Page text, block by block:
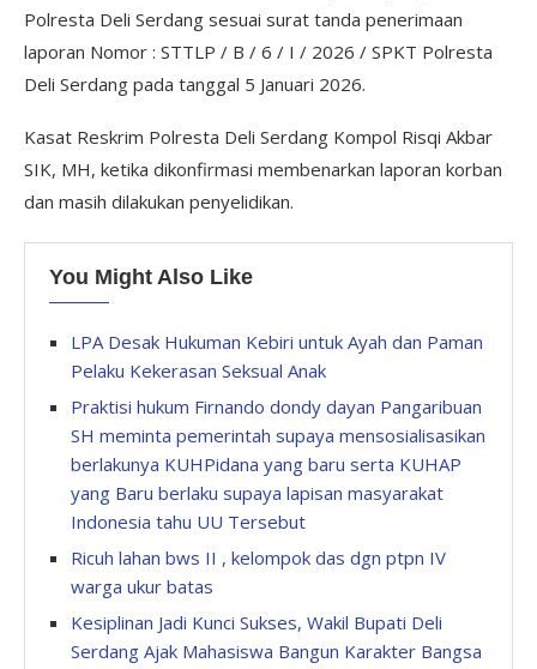
Polresta Deli Serdang sesuai surat tanda penerimaan
laporan Nomor : STTLP / B / 6 / I / 2026 / SPKT Polresta
Deli Serdang pada tanggal 5 Januari 2026.
Kasat Reskrim Polresta Deli Serdang Kompol Risqi Akbar
SIK, MH, ketika dikonfirmasi membenarkan laporan korban
dan masih dilakukan penyelidikan.
You Might Also Like
LPA Desak Hukuman Kebiri untuk Ayah dan Paman
Pelaku Kekerasan Seksual Anak
Praktisi hukum Firnando dondy dayan Pangaribuan
SH meminta pemerintah supaya mensosialisasikan
berlakunya KUHPidana yang baru serta KUHAP
yang Baru berlaku supaya lapisan masyarakat
Indonesia tahu UU Tersebut
Ricuh lahan bws II , kelompok das dgn ptpn IV
warga ukur batas
Kesiplinan Jadi Kunci Sukses, Wakil Bupati Deli
Serdang Ajak Mahasiswa Bangun Karakter Bangsa